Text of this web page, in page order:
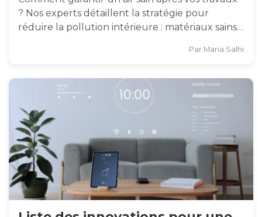
? Nos experts détaillent la stratégie pour
réduire la pollution intérieure : matériaux sains…
Par Maria Salhi